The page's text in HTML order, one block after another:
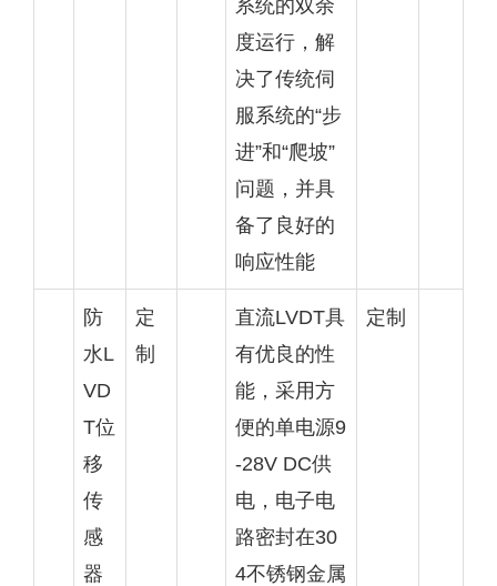
系统的双余
度运行，解
决了传统伺
服系统的“步
进”和“爬坡”
问题，并具
备了良好的
响应性能
防
水L
VD
T位
移
传
感
器
定
制
直流LVDT具
有优良的性
能，采用方
便的单电源9
-28V DC供
电，电子电
路密封在30
4不锈钢金属
定制